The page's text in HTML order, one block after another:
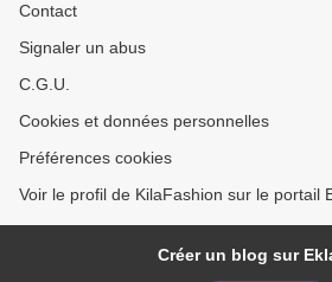
Contact
Signaler un abus
C.G.U.
Cookies et données personnelles
Préférences cookies
Voir le profil de KilaFashion sur le portail
Créer un blog sur